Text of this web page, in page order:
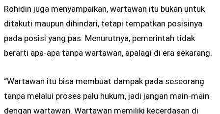
Rohidin juga menyampaikan, wartawan itu bukan untuk
ditakuti maupun dihindari, tetapi tempatkan posisinya
pada posisi yang pas. Menurutnya, pemerintah tidak
berarti apa-apa tanpa wartawan, apalagi di era sekarang.
“Wartawan itu bisa membuat dampak pada seseorang
tanpa melalui proses palu hukum, jadi jangan main-main
dengan wartawan. Wartawan memiliki kecerdasan di